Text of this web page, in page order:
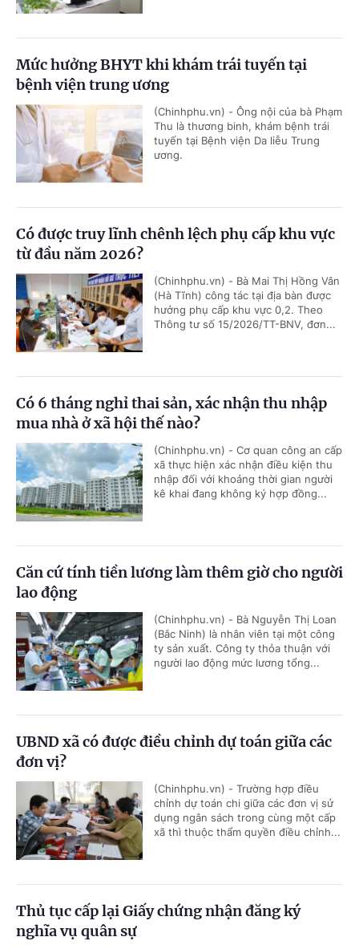
Mức hưởng BHYT khi khám trái tuyến tại
bệnh viện trung ương
(Chinhphu.vn) - Ông nội của bà Phạm
Thu là thương binh, khám bệnh trái
tuyến tại Bệnh viện Da liễu Trung
ương.
Có được truy lĩnh chênh lệch phụ cấp khu vực
từ đầu năm 2026?
(Chinhphu.vn) - Bà Mai Thị Hồng Vân
(Hà Tĩnh) công tác tại địa bàn được
hưởng phụ cấp khu vực 0,2. Theo
Thông tư số 15/2026/TT-BNV, đơn...
Có 6 tháng nghỉ thai sản, xác nhận thu nhập
mua nhà ở xã hội thế nào?
(Chinhphu.vn) - Cơ quan công an cấp
xã thực hiện xác nhận điều kiện thu
nhập đối với khoảng thời gian người
kê khai đang không ký hợp đồng...
Căn cứ tính tiền lương làm thêm giờ cho người
lao động
(Chinhphu.vn) - Bà Nguyễn Thị Loan
(Bắc Ninh) là nhân viên tại một công
ty sản xuất. Công ty thỏa thuận với
người lao động mức lương tổng...
UBND xã có được điều chỉnh dự toán giữa các
đơn vị?
(Chinhphu.vn) - Trường hợp điều
chỉnh dự toán chi giữa các đơn vị sử
dụng ngân sách trong cùng một cấp
xã thì thuộc thẩm quyền điều chỉnh...
Thủ tục cấp lại Giấy chứng nhận đăng ký
nghĩa vụ quân sự